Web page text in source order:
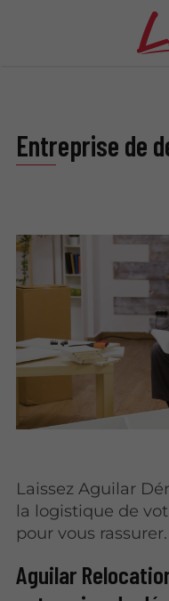
Entreprise de
Laissez Aguilar
la logistique de
pour vous rassurer.
Aguilar